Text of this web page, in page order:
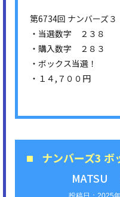
第6734回 ナンバーズ３
・当選数字 ２３８
・購入数字 ２８３
・ボックス当選！
・１４,７００円
ナンバーズ3 ボ
MATSU